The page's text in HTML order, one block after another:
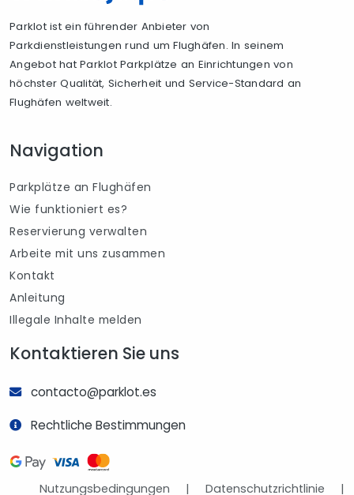
Parklot ist ein führender Anbieter von
Parkdienstleistungen rund um Flughäfen. In seinem
Angebot hat Parklot Parkplätze an Einrichtungen von
höchster Qualität, Sicherheit und Service-Standard an
Flughäfen weltweit.
Navigation
Parkplätze an Flughäfen
Wie funktioniert es?
Reservierung verwalten
Arbeite mit uns zusammen
Kontakt
Anleitung
Illegale Inhalte melden
Kontaktieren Sie uns
contacto@parklot.es
Rechtliche Bestimmungen
Nutzungsbedingungen | Datenschutzrichtlinie |